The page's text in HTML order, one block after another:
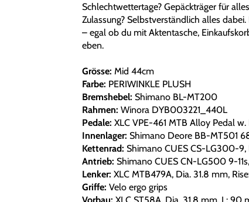
Schlechtwettertage? Gepäckträger für
Zulassung? Selbstverständlich alles
– egal ob du mit Aktentasche,
eben.
Grösse: Mid 44cm
Farbe: PERIWINKLE PLUSH
Bremshebel: Shimano BL-MT200
Rahmen: Winora DYB003221_440L
Pedale: XLC VPE-461 MTB Alloy Pedal
Innenlager: Shimano Deore BB-MT501
Kettenrad: Shimano CUES CS-LG300-9,
Antrieb: Shimano CUES CN-LG500 9-
Lenker: XLC MTB479A, Dia. 31.8 mm,
Griffe: Velo ergo grips